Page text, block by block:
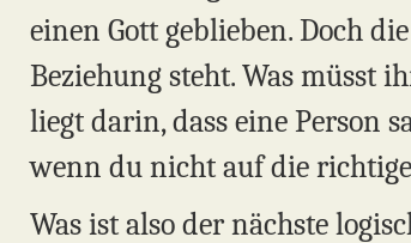
einen Gott geblieben. Doch
Beziehung steht. Was müsst
liegt darin, dass eine Person
wenn du nicht auf die
Was ist also der nächste